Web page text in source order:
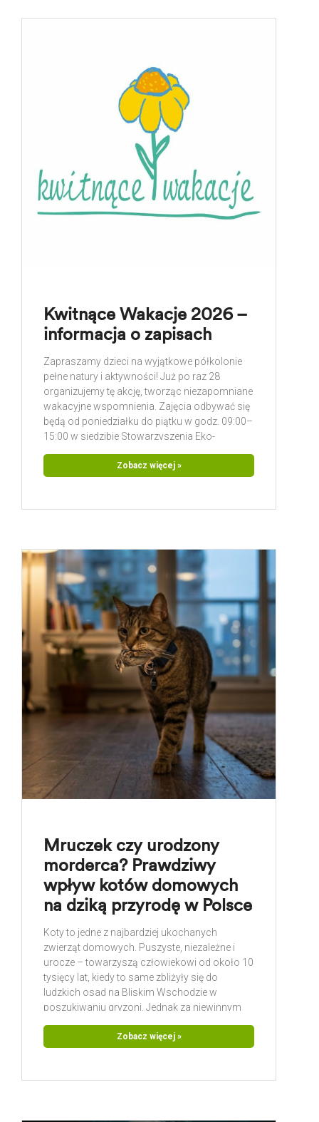
Kwitnące Wakacje 2026 –
informacja o zapisach
Zapraszamy dzieci na wyjątkowe półkolonie
pełne natury i aktywności! Już po raz 28
organizujemy tę akcję, tworząc niezapomniane
wakacyjne wspomnienia. Zajęcia odbywać się
będą od poniedziałku do piątku w godz. 09:00–
15:00 w siedzibie Stowarzyszenia Eko-
kontakt z przyrodą – spacerujemy po lesie,
ruchem
Zobacz więcej »
Mruczek czy urodzony
morderca? Prawdziwy
wpływ kotów domowych
na dziką przyrodę w Polsce
Koty to jedne z najbardziej ukochanych
zwierząt domowych. Puszyste, niezależne i
urocze – towarzyszą człowiekowi od około 10
tysięcy lat, kiedy to same zbliżyły się do
ludzkich osad na Bliskim Wschodzie w
poszukiwaniu gryzoni. Jednak za niewinnym
niezwykle skutecznego drapieżnika. Z
Zobacz więcej »